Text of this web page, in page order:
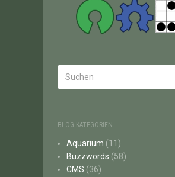
BLOG-KATEGORIEN
Aquarium (11)
Buzzwords (58)
CMS (36)